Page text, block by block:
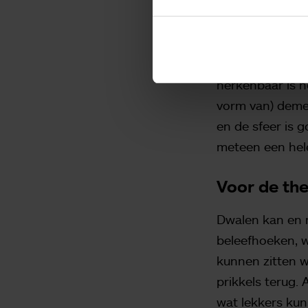
bewoners als
ik me ook
herkenbaar is
vorm van)
en de sfeer is
meteen een
Voor de
Dwalen kan en
beleefhoeken,
kunnen zitten
prikkels terug.
wat lekkers